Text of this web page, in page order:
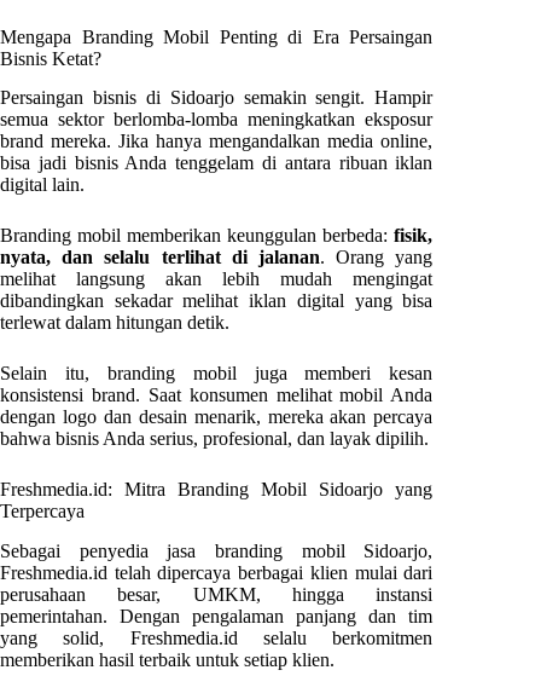
Mengapa Branding Mobil Penting di Era Persaingan
Bisnis Ketat?
Persaingan bisnis di Sidoarjo semakin sengit. Hampir
semua sektor berlomba-lomba meningkatkan eksposur
brand mereka. Jika hanya mengandalkan media online,
bisa jadi bisnis Anda tenggelam di antara ribuan iklan
digital lain.
Branding mobil memberikan keunggulan berbeda:fisik,
nyata, dan selalu terlihat di jalanan. Orang yang
melihat langsung akan lebih mudah mengingat
dibandingkan sekadar melihat iklan digital yang bisa
terlewat dalam hitungan detik.
Selain itu, branding mobil juga memberi kesan
konsistensi brand. Saat konsumen melihat mobil Anda
dengan logo dan desain menarik, mereka akan percaya
bahwa bisnis Anda serius, profesional, dan layak dipilih.
Freshmedia.id: Mitra Branding Mobil Sidoarjo yang
Terpercaya
Sebagai penyedia jasa branding mobil Sidoarjo,
Freshmedia.id telah dipercaya berbagai klien mulai dari
perusahaan besar, UMKM, hingga instansi
pemerintahan. Dengan pengalaman panjang dan tim
yang solid, Freshmedia.id selalu berkomitmen
memberikan hasil terbaik untuk setiap klien.